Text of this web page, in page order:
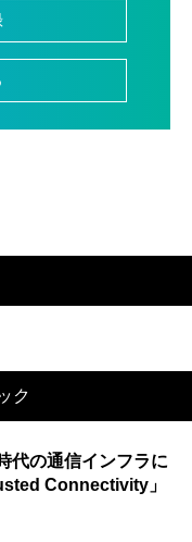
ク
代の通信インフラに
Connectivity」